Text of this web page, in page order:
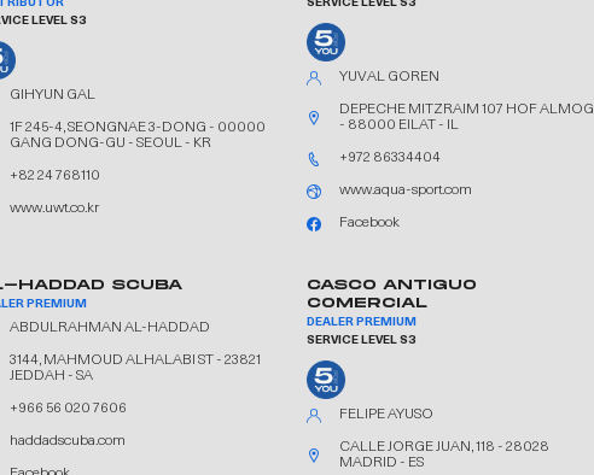
LEVEL S3
GIHYUN GAL
1F 245-4, SEONGNAE 3-DONG - 00000
GANG DONG-GU - SEOUL - KR
+82 24 768110
www.uwt.co.kr
SERVICE LEVEL S3
YUVAL GOREN
DEPECHE MITZRAIM 107 HOF ALMOG
- 88000 EILAT - IL
+972 86334404
www.aqua-sport.com
Facebook
HADDAD SCUBA
PREMIUM
ABDULRAHMAN AL-HADDAD
3144, MAHMOUD ALHALABI ST - 23821
JEDDAH - SA
+966 56 020 7606
haddadscuba.com
CASCO ANTIGUO
COMERCIAL
DEALER PREMIUM
SERVICE LEVEL S3
FELIPE AYUSO
CALLE JORGE JUAN, 118 - 28028
MADRID - ES